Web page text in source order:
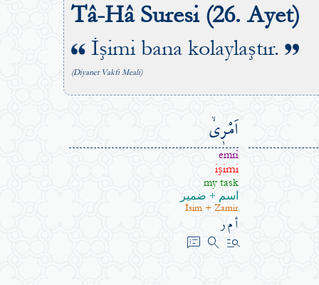
Tâ-Hâ Suresi (26. Ayet)
İşimi bana kolaylaştır.
(Diyanet Vakfı Meali)
اَمْر۪يۙ
emrî
işimi
my task
اسم + ضمير
İsim + Zamir
أ م ر
manage_search
search
speaker_notes